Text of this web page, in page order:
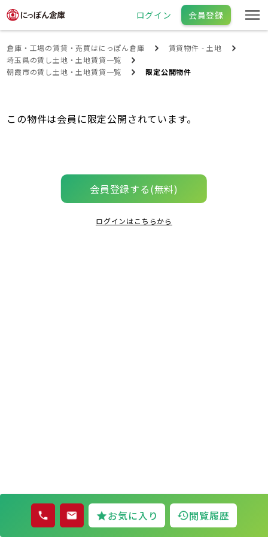
ログイン 会員登録
倉庫・工場の賃貸・売買はにっぽん倉庫
賃貸物件 - 土地
埼玉県の賃し土地・土地賃貸一覧
朝霞市の賃し土地・土地賃貸一覧
限定公開物件
お気に入り 閲覧履歴
この物件は会員に限定公開されています。
会員登録する(無料)
ログインはこちらから